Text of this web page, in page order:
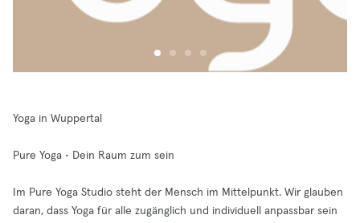
Yoga in Wuppertal
Pure Yoga • Dein Raum zum sein
Im Pure Yoga Studio steht der Mensch im Mittelpunkt. Wir glauben
daran, dass Yoga für alle zugänglich und individuell anpassbar sein